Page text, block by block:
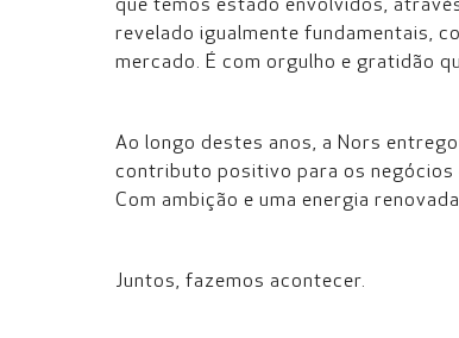
que temos estado envolvidos,
revelado igualmente fundamentais,
mercado. É com orgulho e gratidão
Ao longo destes anos, a Nors
contributo positivo para os negócios
Com ambição e uma energia
Juntos, fazemos acontecer.